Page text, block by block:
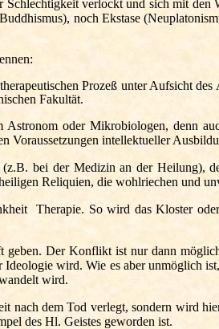
verlockt und sich mit
noch Ekstase
Prozeß unter Aufsicht
Fakultät.
oder Mikrobiologen, denn
Voraussetzungen intellektueller
bei der Medizin an der Heilung),
Reliquien, die wohlriechen und
Therapie. So wird das Kloster oder
Der Konflikt ist nur dann
wird. Wie es aber unmöglich
wird.
nach dem Tod verlegt, sondern wird
des Hl. Geistes geworden ist.